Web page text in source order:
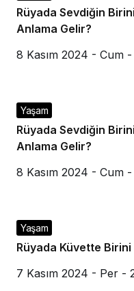
Rüyada Sevdiğin
Anlama Gelir?
8 Kasım 2024 - Cum
Yaşam
Rüyada Sevdiğin
Anlama Gelir?
8 Kasım 2024 - Cum -
Yaşam
Rüyada Küvette
7 Kasım 2024 - Per -